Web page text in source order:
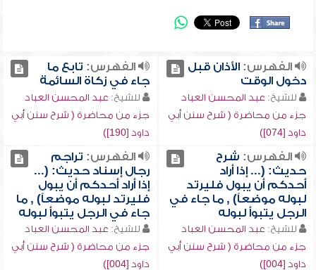
الفهرس:الأذان قبل
دخول الوقت
للشيخ: عبد المحسن العباد
جزء من محاضرة ( شرح سنن أبي
داود [074])
الفهرس: تابع ما
جاء في زكاة السائمة
للشيخ: عبد المحسن العباد
جزء من محاضرة ( شرح سنن أبي
داود [190])
الفهرس: شرح
حديث: (... إذا أراد
أحدكم أن يبول فليرتد
لبوله موضعاً) , ما جاء في
الرجل يتبوأ لبوله
للشيخ: عبد المحسن العباد
جزء من محاضرة ( شرح سنن أبي
داود [004])
الفهرس: تراجم
رجال إسناد حديث: (...
إذا أراد أحدكم أن يبول
فليرتد لبوله موضعاً) , ما
جاء في الرجل يتبوأ لبوله
للشيخ: عبد المحسن العباد
جزء من محاضرة ( شرح سنن أبي
داود [004])